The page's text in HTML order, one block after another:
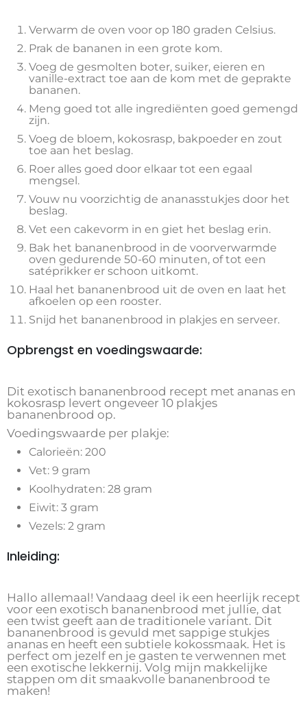
Verwarm de oven voor op 180 graden Celsius.
Prak de bananen in een grote kom.
Voeg de gesmolten boter, suiker, eieren en
vanille-extract toe aan de kom met de geprakte
bananen.
Meng goed tot alle ingrediënten goed gemengd
zijn.
Voeg de bloem, kokosrasp, bakpoeder en zout
toe aan het beslag.
Roer alles goed door elkaar tot een egaal
mengsel.
Vouw nu voorzichtig de ananasstukjes door het
beslag.
Vet een cakevorm in en giet het beslag erin.
Bak het bananenbrood in de voorverwarmde
oven gedurende 50-60 minuten, of tot een
satéprikker er schoon uitkomt.
Haal het bananenbrood uit de oven en laat het
afkoelen op een rooster.
Snijd het bananenbrood in plakjes en serveer.
Opbrengst en voedingswaarde:
Dit exotisch bananenbrood recept met ananas en
kokosrasp levert ongeveer 10 plakjes
bananenbrood op.
Voedingswaarde per plakje:
Calorieën: 200
Vet: 9 gram
Koolhydraten: 28 gram
Eiwit: 3 gram
Vezels: 2 gram
Inleiding:
Hallo allemaal! Vandaag deel ik een heerlijk recept
voor een exotisch bananenbrood met jullie, dat
een twist geeft aan de traditionele variant. Dit
bananenbrood is gevuld met sappige stukjes
ananas en heeft een subtiele kokossmaak. Het is
perfect om jezelf en je gasten te verwennen met
een exotische lekkernij. Volg mijn makkelijke
stappen om dit smaakvolle bananenbrood te
maken!